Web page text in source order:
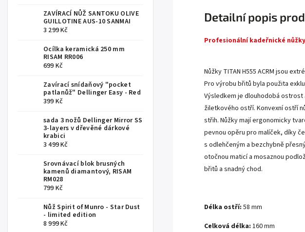
ZAVÍRACÍ NŮŽ SANTOKU OLIVE
GUILLOTINE AUS-10 SANMAI
3 299 Kč
Ocílka keramická 250 mm
RISAM RR006
699 Kč
Zavírací snídaňový "pocket
patlanůž" Dellinger Easy - Red
399 Kč
sada 3 nožů Dellinger Mirror SS
3-layers v dřevěné dárkové
krabici
3 499 Kč
Srovnávací blok brusných
kamenů diamantový, RISAM
RM028
799 Kč
Nůž Spirit of Munro - Star Dust
- limited edition
8 999 Kč
Detailní popis
Profesionální kadeřnické nůžky
Nůžky TITAN H555 ACRM jsou
Pro výrobu břitů byla použita
Výsledkem je dlouhodobá
žiletkového ostří. Konvexní ostří
střih. Nůžky mají ergonomicky
pevnou opěru pro malíček, díky
s odlehčeným a bezchybně
otočnou maticí a mosaznou
břitů a snadný chod.
Délka ostří: 58 mm
Celková délka: 160 mm